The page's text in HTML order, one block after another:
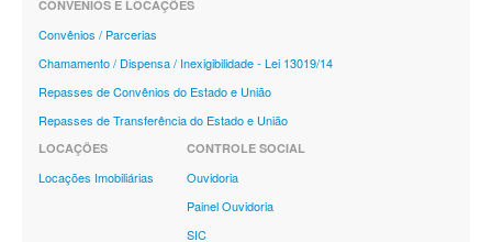
CONVÊNIOS E LOCAÇÕES
Convênios / Parcerias
Chamamento / Dispensa / Inexigibilidade - Lei 13019/14
Repasses de Convênios do Estado e União
Repasses de Transferência do Estado e União
LOCAÇÕES
Locações Imobiliárias
CONTROLE SOCIAL
Ouvidoria
Painel Ouvidoria
SIC